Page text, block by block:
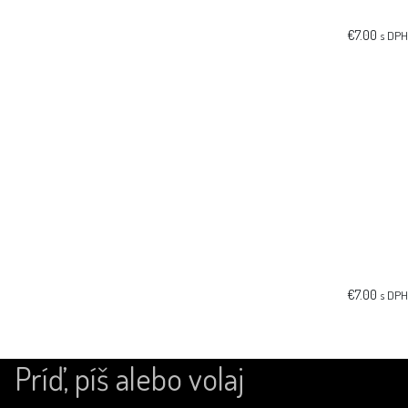
€7.00 s DPH
€7.00 s DPH
Príď, píš alebo volaj